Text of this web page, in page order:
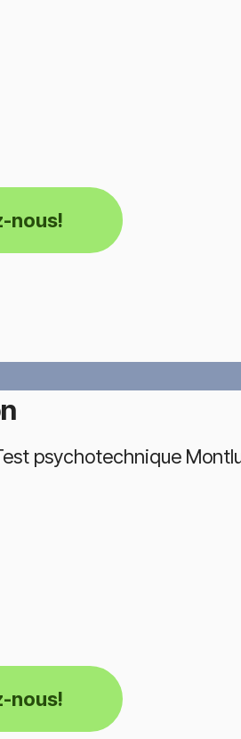
nous!
psychotechnique
nous!